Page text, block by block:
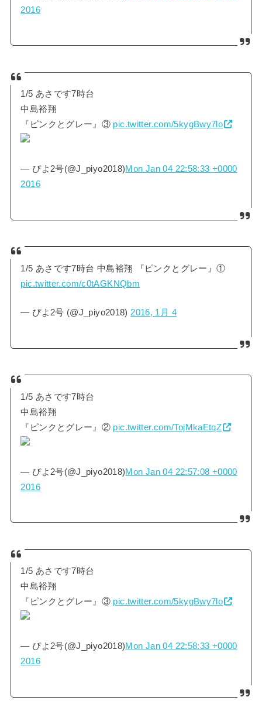
2016
1/5 あさです7時台
中島裕翔
『ピンクとグレー』③ pic.twitter.com/5kygBwy7lo
— ぴよ2号(@J_piyo2018)Mon Jan 04 22:58:33 +0000
2016
1/5 あさです7時台 中島裕翔 『ピンクとグレー』①
pic.twitter.com/c0tAGKNQbm
— ぴよ2号 (@J_piyo2018)2016, 1月 4
1/5 あさです7時台
中島裕翔
『ピンクとグレー』② pic.twitter.com/TojMkaEtqZ
— ぴよ2号(@J_piyo2018)Mon Jan 04 22:57:08 +0000
2016
1/5 あさです7時台
中島裕翔
『ピンクとグレー』③ pic.twitter.com/5kygBwy7lo
— ぴよ2号(@J_piyo2018)Mon Jan 04 22:58:33 +0000
2016